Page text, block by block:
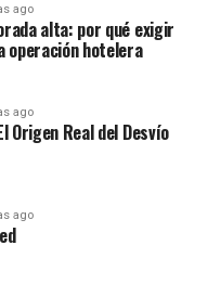
ago
alta: por qué exigir
operación hotelera
ago
Origen Real del Desvío
ago